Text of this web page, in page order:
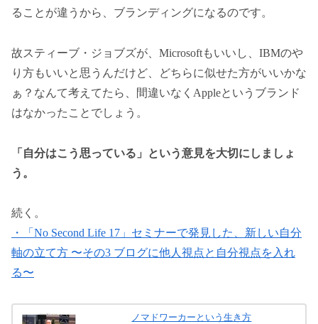
ることが違うから、ブランディングになるのです。
故スティーブ・ジョブズが、Microsoftもいいし、IBMのや
り方もいいと思うんだけど、どちらに似せた方がいいかな
ぁ？なんて考えてたら、間違いなくAppleというブランド
はなかったことでしょう。
「自分はこう思っている」という意見を大切にしましょ
う。
続く。
・「No Second Life 17」セミナーで発見した、新しい自分
軸の立て方 〜その3 ブログに他人視点と自分視点を入れ
る〜
ノマドワーカーという生き方